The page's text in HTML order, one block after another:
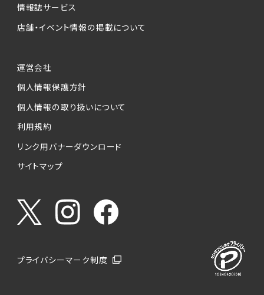
情報誌サービス
店舗・イベント情報の掲載について
運営会社
個人情報保護方針
個人情報の取り扱いについて
利用規約
リンク用バナーダウンロード
サイトマップ
プライバシーマーク制度